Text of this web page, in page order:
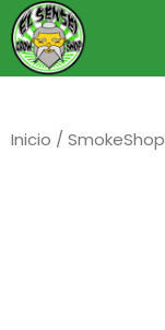
al
contenido
Inicio / SmokeShop